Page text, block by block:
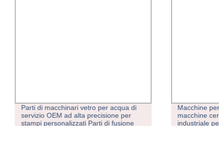
Parti di macchinari vetro per acqua di
servizio OEM ad alta precisione per
stampi personalizzati Parti di fusione
Macchine
macchine
industriale